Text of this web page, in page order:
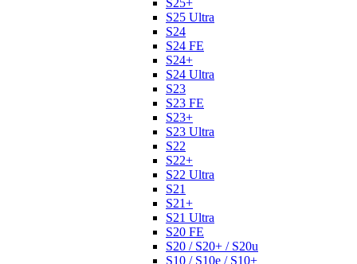
S25+
S25 Ultra
S24
S24 FE
S24+
S24 Ultra
S23
S23 FE
S23+
S23 Ultra
S22
S22+
S22 Ultra
S21
S21+
S21 Ultra
S20 FE
S20 / S20+ / S20u
S10 / S10e / S10+